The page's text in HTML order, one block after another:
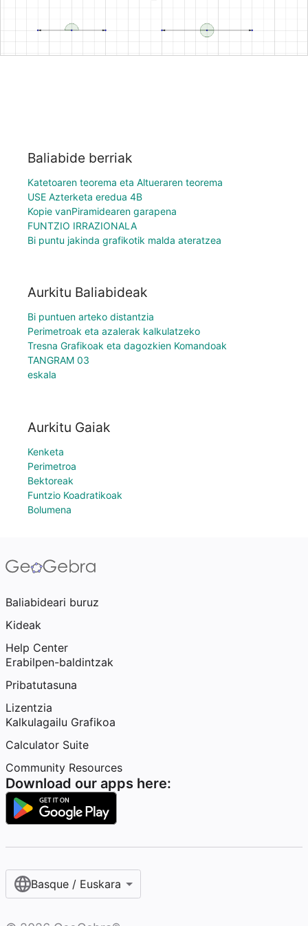
Baliabide berriak
Katetoaren teorema eta Altueraren teorema
USE Azterketa eredua 4B
Kopie vanPiramidearen garapena
FUNTZIO IRRAZIONALA
Bi puntu jakinda grafikotik malda ateratzea
Aurkitu Baliabideak
Bi puntuen arteko distantzia
Perimetroak eta azalerak kalkulatzeko
Tresna Grafikoak eta dagozkien Komandoak
TANGRAM 03
eskala
Aurkitu Gaiak
Kenketa
Perimetroa
Bektoreak
Funtzio Koadratikoak
Bolumena
Baliabideari buruz
Kideak
Help Center
Erabilpen-baldintzak
Pribatutasuna
Lizentzia
Kalkulagailu Grafikoa
Calculator Suite
Community Resources
Download our apps here:
Basque / Euskara